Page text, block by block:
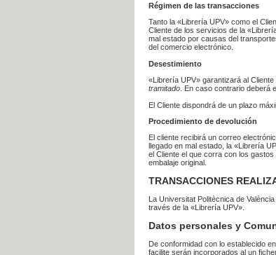
Régimen de las transacciones
Tanto la «Librería UPV» como el
Cliente de los servicios de la
mal estado por causas del
del comercio electrónico.
Desestimiento
«Librería UPV» garantizará al
tramitado . En caso contrario
El Cliente dispondrá de un plazo
Procedimiento de devolución
El cliente recibirá un correo
llegado en mal estado, la «Librería
el Cliente el que corra con los
embalaje original.
TRANSACCIONES
La Universitat Politècnica de
través de la «Librería UPV».
Datos personales y
De conformidad con lo establecido
facilite serán incorporados al un